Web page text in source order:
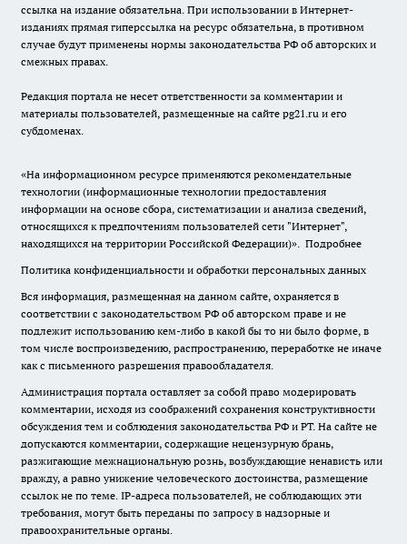
ссылка на издание обязательна. При использовании в Интернет-
изданиях прямая гиперссылка на ресурс обязательна, в противном
случае будут применены нормы законодательства РФ об авторских и
смежных правах.
Редакция портала не несет ответственности за комментарии и
материалы пользователей, размещенные на сайте pg21.ru и его
субдоменах.
«На информационном ресурсе применяются рекомендательные
технологии (информационные технологии предоставления
информации на основе сбора, систематизации и анализа сведений,
относящихся к предпочтениям пользователей сети "Интернет",
находящихся на территории Российской Федерации)». Подробнее
Политика конфиденциальности и обработки персональных данных
Вся информация, размещенная на данном сайте, охраняется в
соответствии с законодательством РФ об авторском праве и не
подлежит использованию кем-либо в какой бы то ни было форме, в
том числе воспроизведению, распространению, переработке не иначе
как с письменного разрешения правообладателя.
Администрация портала оставляет за собой право модерировать
комментарии, исходя из соображений сохранения конструктивности
обсуждения тем и соблюдения законодательства РФ и РТ. На сайте не
допускаются комментарии, содержащие нецензурную брань,
разжигающие межнациональную рознь, возбуждающие ненависть или
вражду, а равно унижение человеческого достоинства, размещение
ссылок не по теме. IP-адреса пользователей, не соблюдающих эти
требования, могут быть переданы по запросу в надзорные и
правоохранительные органы.